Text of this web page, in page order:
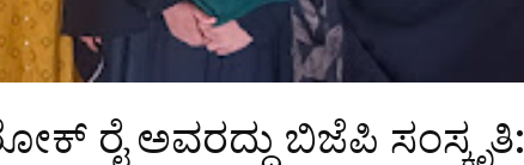
ರೈ ಅವರದ್ದು ಬಿಜೆಪಿ ಸಂಸ್ಕೃತಿ: